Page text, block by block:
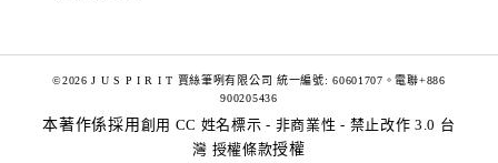
©2026 J U S P I R I T 賈絲筆咧有限公司 統一編號: 60601707。電聯+886
900205436
本著作係採用 創用 CC 姓名標示 - 非商業性 - 禁止改作 3.0 台
灣 授權條款授權